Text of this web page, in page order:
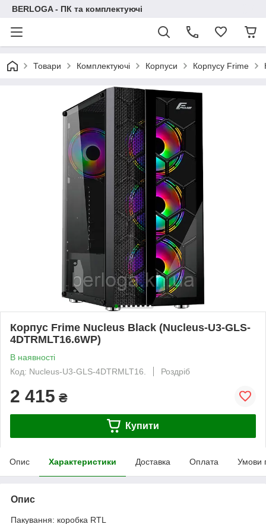
BERLOGA - ПК та комплектуючі
Товари Комплектуючі Корпуси Корпусу Frime
Корпус Frime Nucleus Black (Nucleus-U3-GLS-
4DTRMLT16.6WP)
В наявності
Код: Nucleus-U3-GLS-4DTRMLT16.
Роздріб
2 415 ₴
Купити
Опис Характеристики Доставка Оплата Умови
Опис
Пакування: коробка RTL